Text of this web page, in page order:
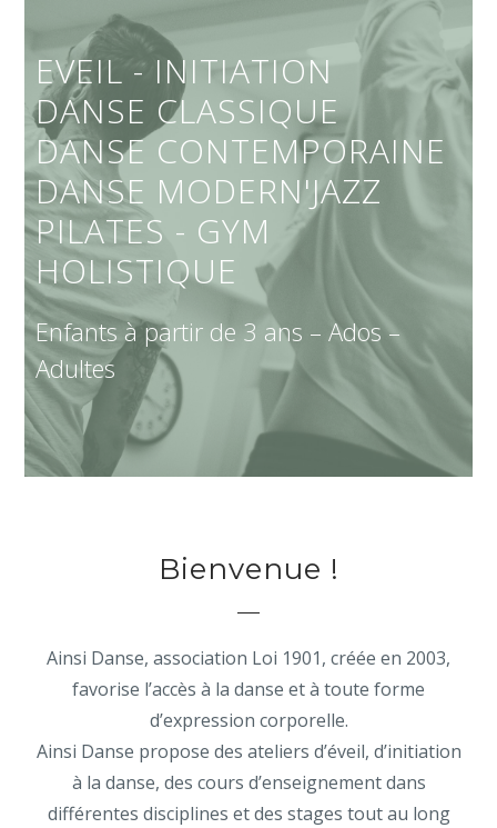
EVEIL - INITIATION
DANSE CLASSIQUE
DANSE CONTEMPORAINE
DANSE MODERN'JAZZ
PILATES - GYM
HOLISTIQUE
Enfants à partir de 3 ans – Ados –
Adultes
Bienvenue !
Ainsi Danse, association Loi 1901, créée en 2003,
favorise l’accès à la danse et à toute forme
d’expression corporelle.
Ainsi Danse propose des ateliers d’éveil, d’initiation
à la danse, des cours d’enseignement dans
différentes disciplines et des stages tout au long